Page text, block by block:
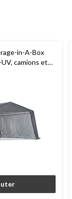
in-A-Box
camions et